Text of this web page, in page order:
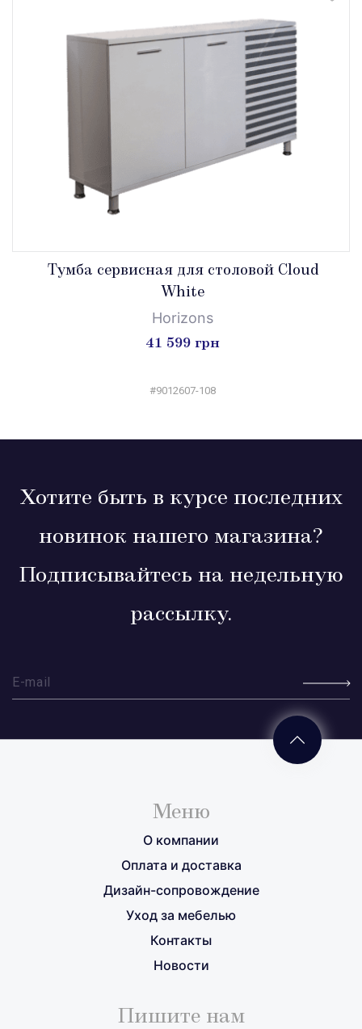
Тумба сервисная для столовой Cloud
White
Horizons
41 599 грн
#9012607-108
Хотите быть в курсе последних
новинок нашего магазина?
Подписывайтесь на недельную
рассылку.
Меню
О компании
Оплата и доставка
Дизайн-сопровождение
Уход за мебелью
Контакты
Новости
Пишите нам